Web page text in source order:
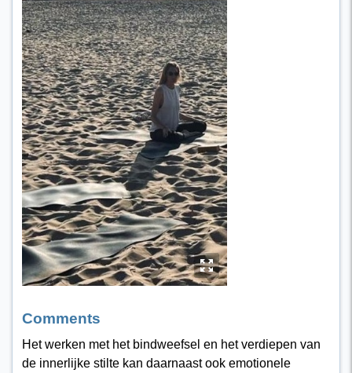
y
Comments
Het werken met het bindweefsel en het verdiepen van
de innerlijke stilte kan daarnaast ook emotionele